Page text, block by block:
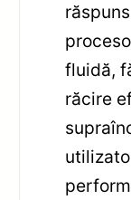
fluidă,
răcire